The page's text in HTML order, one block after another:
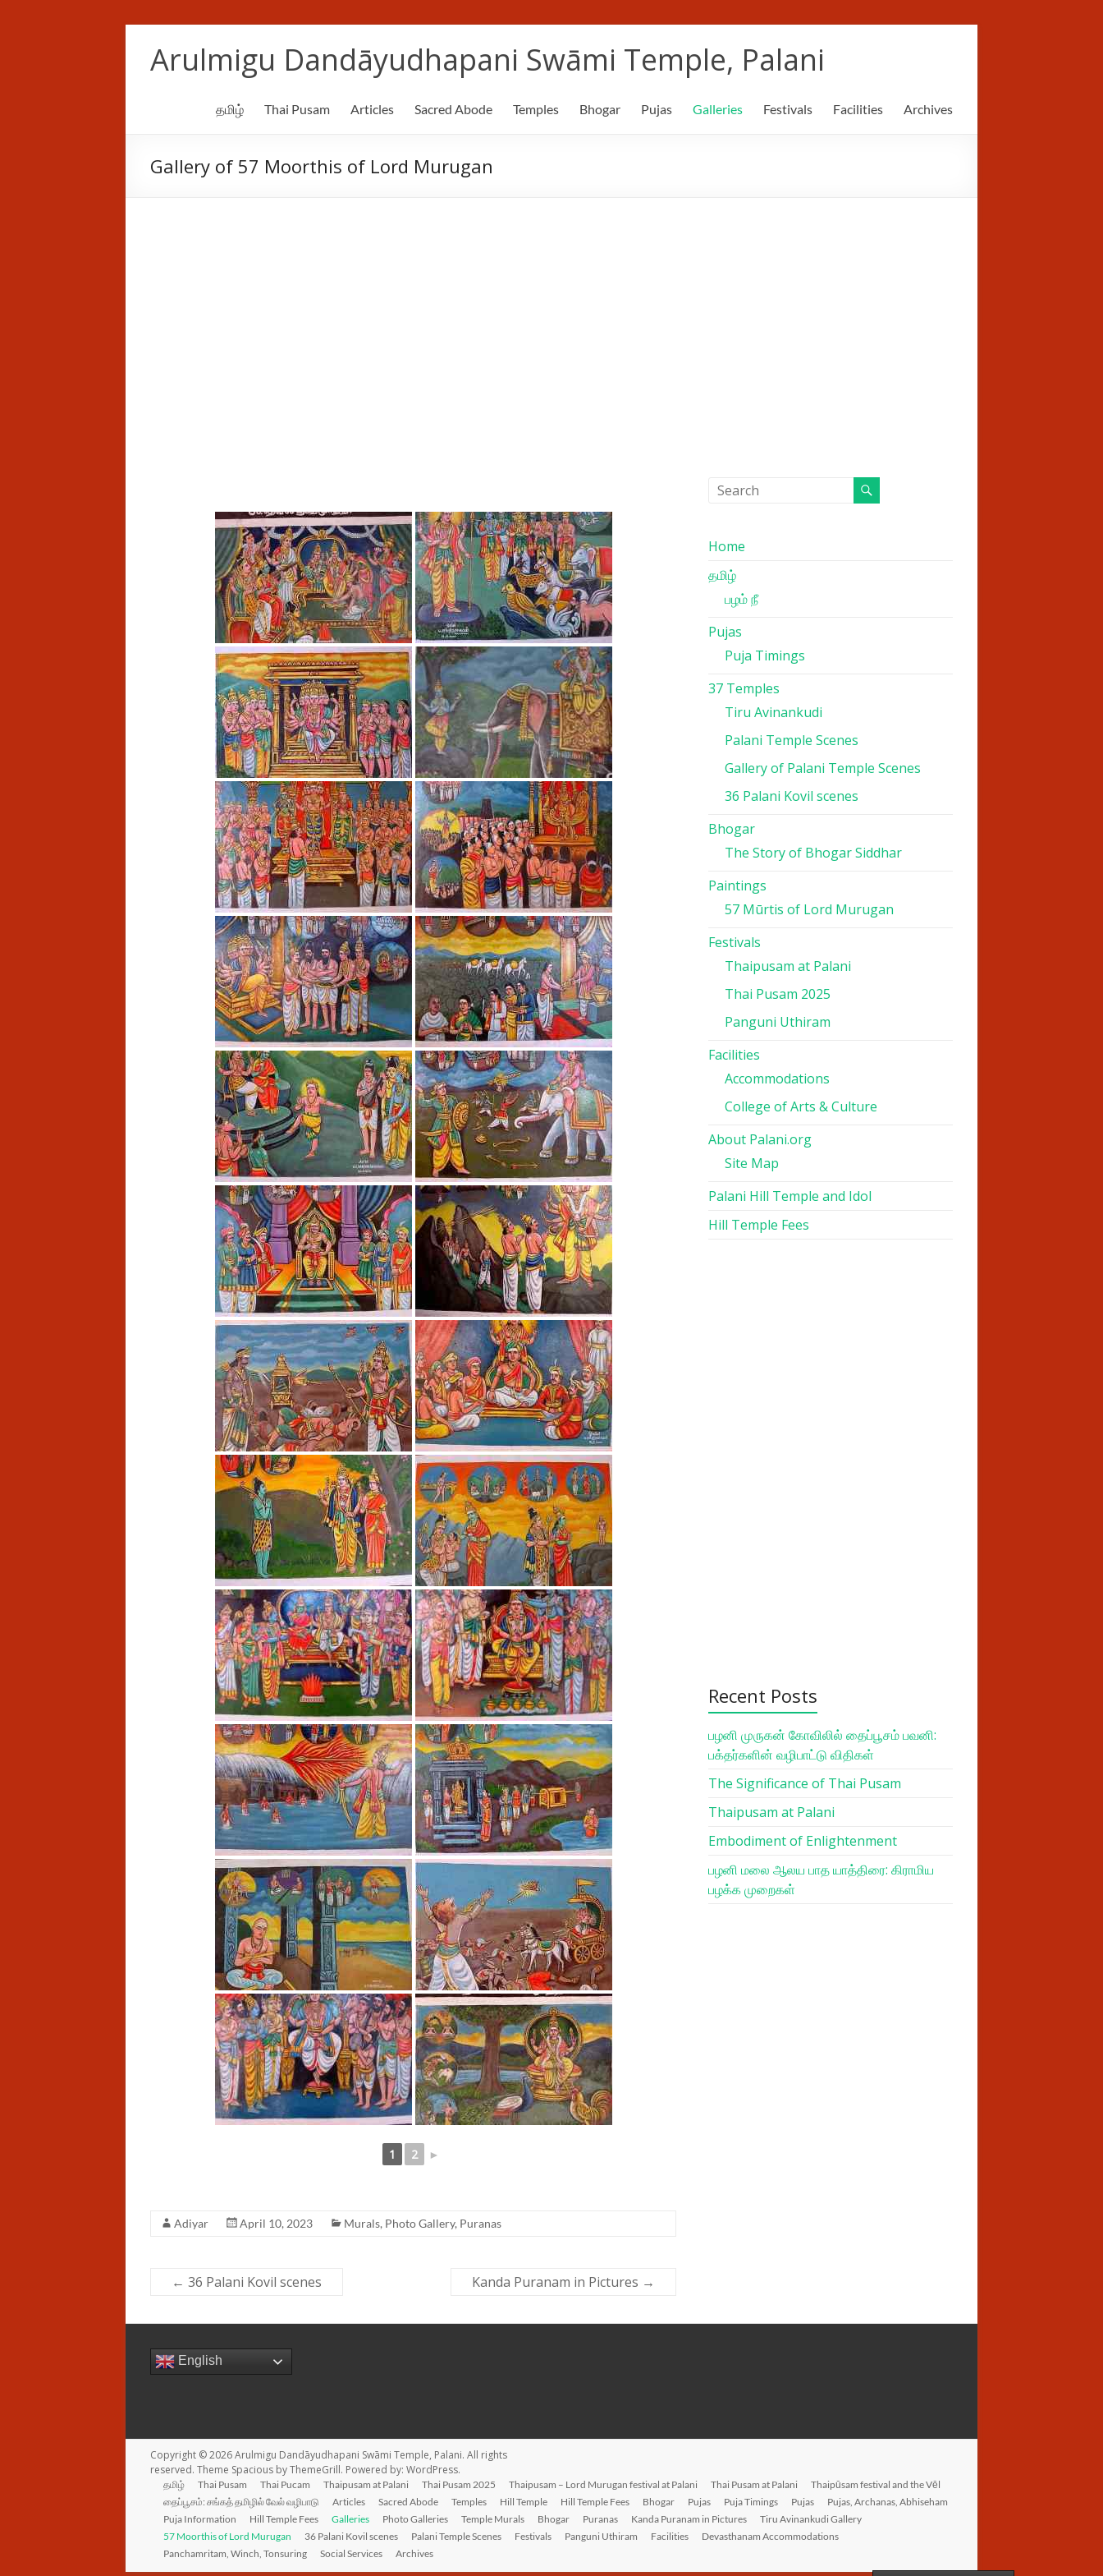
contentArulmigu Dandāyudhapani Swāmi Temple, Palani
தமிழ் Thai Pusam Articles Sacred Abode Temples Bhogar Pujas Galleries Festivals Facilities Archives
Gallery of 57 Moorthis of Lord Murugan
1 2 ►
Adiyar April 10, 2023 Murals, Photo Gallery, Puranas
← 36 Palani Kovil scenes Kanda Puranam in Pictures →
Home
தமிழ்
பழம் நீ
Pujas
Puja Timings
37 Temples
Tiru Avinankudi
Palani Temple Scenes
Gallery of Palani Temple Scenes
36 Palani Kovil scenes
Bhogar
The Story of Bhogar Siddhar
Paintings
57 Mūrtis of Lord Murugan
Festivals
Thaipusam at Palani
Thai Pusam 2025
Panguni Uthiram
Facilities
Accommodations
College of Arts & Culture
About Palani.org
Site Map
Palani Hill Temple and Idol
Hill Temple Fees
Recent Posts
பழனி முருகன் கோவிலில் தைப்பூசம் பவனி:
பக்தர்களின் வழிபாட்டு விதிகள்
The Significance of Thai Pusam
Thaipusam at Palani
Embodiment of Enlightenment
பழனி மலை ஆலய பாத யாத்திரை: கிராமிய
பழக்க முறைகள்
English
Copyright © 2026Arulmigu Dandāyudhapani Swāmi Temple, Palani. All rights
reserved. Theme Spacious by ThemeGrill. Powered by: WordPress.
தமிழ் Thai Pusam Thai Pucam Thaipusam at Palani Thai Pusam 2025 Thaipusam – Lord Murugan festival at Palani Thai Pusam at Palani
Thaipūsam festival and the Vēl
தைப்பூசம்: சங்கத் தமிழில் வேல் வழிபாடு
Articles Sacred Abode Temples Hill Temple Hill Temple Fees Bhogar Pujas Puja Timings Pujas
Pujas, Archanas, Abhiseham
Puja Information
Hill Temple Fees Galleries Photo Galleries Temple Murals Bhogar Puranas Kanda Puranam in Pictures
Tiru Avinankudi Gallery
57 Moorthis of Lord Murugan
36 Palani Kovil scenes Palani Temple Scenes Festivals Panguni Uthiram Facilities
Devasthanam Accommodations
Panchamritam, Winch, Tonsuring
Social Services Archives